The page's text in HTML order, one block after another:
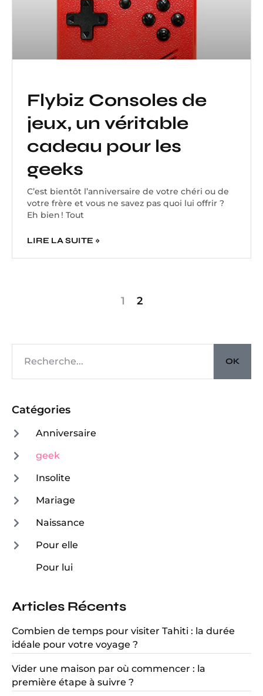
Flybiz Consoles de
jeux, un véritable
cadeau pour les
geeks
C’est bientôt l’anniversaire de votre chéri ou de
votre frère et vous ne savez pas quoi lui offrir ?
Eh bien ! Tout
LIRE LA SUITE »
1 2
OK
Catégories
Anniversaire
geek
Insolite
Mariage
Naissance
Pour elle
Pour lui
Articles Récents
Combien de temps pour visiter Tahiti : la durée
idéale pour votre voyage ?
Vider une maison par où commencer : la
première étape à suivre ?